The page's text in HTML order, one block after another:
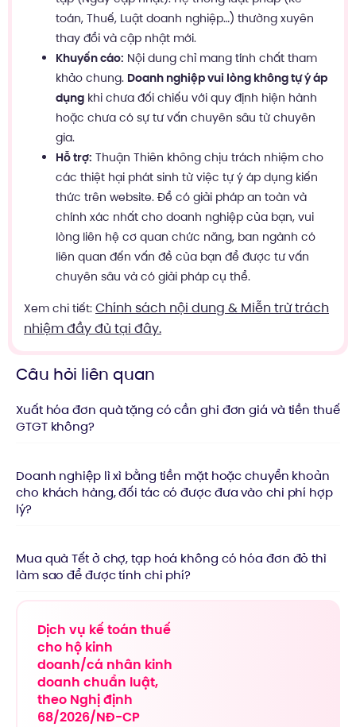
toán, Thuế, Luật doanh nghiệp…) thường xuyên
thay đổi và cập nhật mới.
Khuyến cáo: Nội dung chỉ mang tính chất tham
khảo chung. Doanh nghiệp vui lòng không tự ý áp
dụng khi chưa đối chiếu với quy định hiện hành
hoặc chưa có sự tư vấn chuyên sâu từ chuyên
gia.
Hỗ trợ: Thuận Thiên không chịu trách nhiệm cho
các thiệt hại phát sinh từ việc tự ý áp dụng kiến
thức trên website. Để có giải pháp an toàn và
chính xác nhất cho doanh nghiệp của bạn, vui
lòng liên hệ cơ quan chức năng, ban ngành có
liên quan đến vấn đề của bạn để được tư vấn
chuyên sâu và có giải pháp cụ thể.
Xem chi tiết: Chính sách nội dung & Miễn trừ trách
nhiệm đầy đủ tại đây.
Câu hỏi liên quan
Xuất hóa đơn quà tặng có cần ghi đơn giá và tiền thuế
GTGT không?
Doanh nghiệp lì xì bằng tiền mặt hoặc chuyển khoản
cho khách hàng, đối tác có được đưa vào chi phí hợp
lý?
Mua quà Tết ở chợ, tạp hoá không có hóa đơn đỏ thì
làm sao để được tính chi phí?
Dịch vụ kế toán thuế
cho hộ kinh
doanh/cá nhân kinh
doanh chuẩn luật,
theo Nghị định
68/2026/NĐ-CP